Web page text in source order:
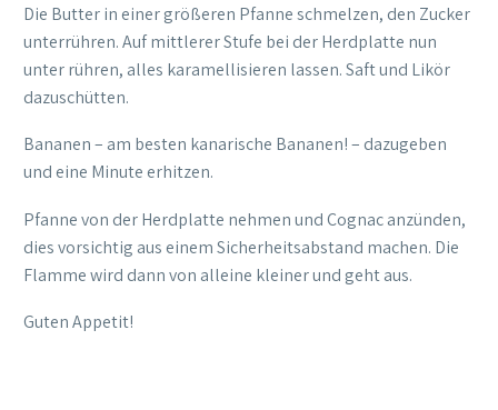
Die Butter in einer größeren Pfanne schmelzen, den Zucker
unterrühren. Auf mittlerer Stufe bei der Herdplatte nun
unter rühren, alles karamellisieren lassen. Saft und Likör
dazuschütten.
Bananen – am besten kanarische Bananen! – dazugeben
und eine Minute erhitzen.
Pfanne von der Herdplatte nehmen und Cognac anzünden,
dies vorsichtig aus einem Sicherheitsabstand machen. Die
Flamme wird dann von alleine kleiner und geht aus.
Guten Appetit!